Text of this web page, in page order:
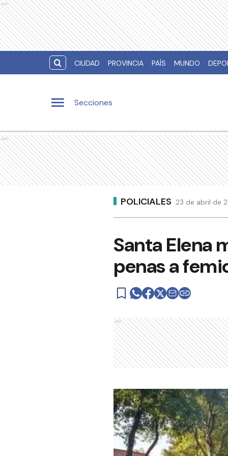
Ads
CIUDAD PROVINCIA PAÍS MUNDO
Secciones
Ads
POLICIALES 23 de abril de
Santa Elena
penas a
Ads